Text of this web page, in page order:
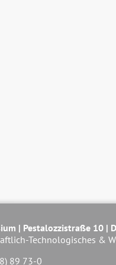
| Pestalozzistraße 10 |
Technologisches &
89 73-0